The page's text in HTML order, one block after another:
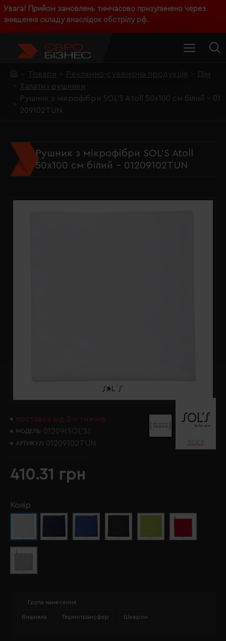
Увага! Прийом замовлень тимчасово призупинено через
знищення складу внаслідок обстрілу рф.
Товари Рекламно-сувенірна продукція
Дім
Халати і рушники
Рушник з мікрофібри SOL'S Atoll 50х100 см білий - 01
209102TUN
Рушник з мікрофібри SOL'S Atoll
50х100 см білий - 01209102TUN
поставка від 2-х тижнів
МОДЕЛЬ: 01209(SOL’S)
АРТИКУЛ: 01209102TUN SOL’S
410.31 грн
Колір
Група нанесення
Вишивка Термотрансфер Шеврон